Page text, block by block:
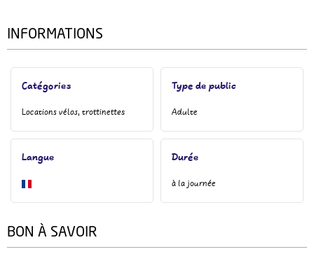
INFORMATIONS
Catégories
Locations vélos, trottinettes
Type de public
Adulte
Langue Durée
à la journée
BON À SAVOIR